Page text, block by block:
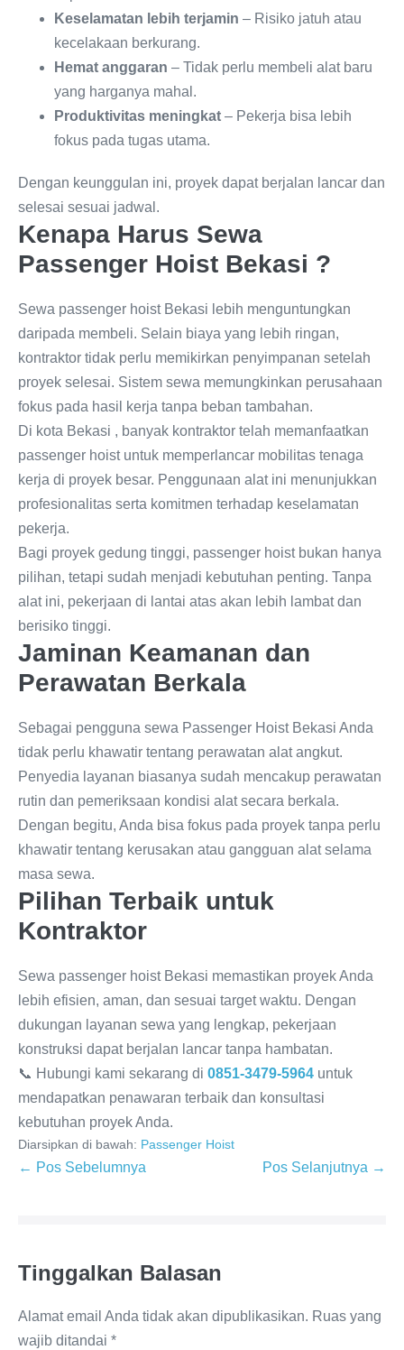
Keselamatan lebih terjamin – Risiko jatuh atau
kecelakaan berkurang.
Hemat anggaran – Tidak perlu membeli alat baru
yang harganya mahal.
Produktivitas meningkat – Pekerja bisa lebih
fokus pada tugas utama.
Dengan keunggulan ini, proyek dapat berjalan lancar dan
selesai sesuai jadwal.
Kenapa Harus Sewa
Passenger Hoist Bekasi ?
Sewa passenger hoist Bekasi lebih menguntungkan
daripada membeli. Selain biaya yang lebih ringan,
kontraktor tidak perlu memikirkan penyimpanan setelah
proyek selesai. Sistem sewa memungkinkan perusahaan
fokus pada hasil kerja tanpa beban tambahan.
Di kota Bekasi , banyak kontraktor telah memanfaatkan
passenger hoist untuk memperlancar mobilitas tenaga
kerja di proyek besar. Penggunaan alat ini menunjukkan
profesionalitas serta komitmen terhadap keselamatan
pekerja.
Bagi proyek gedung tinggi, passenger hoist bukan hanya
pilihan, tetapi sudah menjadi kebutuhan penting. Tanpa
alat ini, pekerjaan di lantai atas akan lebih lambat dan
berisiko tinggi.
Jaminan Keamanan dan
Perawatan Berkala
Sebagai pengguna sewa Passenger Hoist Bekasi Anda
tidak perlu khawatir tentang perawatan alat angkut.
Penyedia layanan biasanya sudah mencakup perawatan
rutin dan pemeriksaan kondisi alat secara berkala.
Dengan begitu, Anda bisa fokus pada proyek tanpa perlu
khawatir tentang kerusakan atau gangguan alat selama
masa sewa.
Pilihan Terbaik untuk
Kontraktor
Sewa passenger hoist Bekasi memastikan proyek Anda
lebih efisien, aman, dan sesuai target waktu. Dengan
dukungan layanan sewa yang lengkap, pekerjaan
konstruksi dapat berjalan lancar tanpa hambatan.
📞 Hubungi kami sekarang di 0851-3479-5964 untuk
mendapatkan penawaran terbaik dan konsultasi
kebutuhan proyek Anda.
Diarsipkan di bawah: Passenger Hoist
← Pos Sebelumnya Pos Selanjutnya →
Tinggalkan Balasan
Alamat email Anda tidak akan dipublikasikan. Ruas yang
wajib ditandai *